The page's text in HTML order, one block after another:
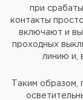
при
контакты
включают и
проходных
линию и,
Таким образом,